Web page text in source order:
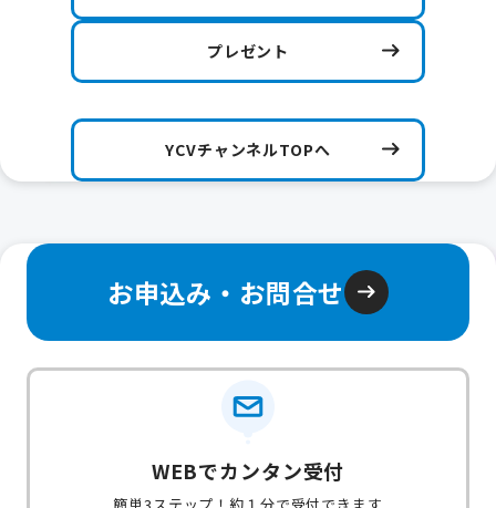
プレゼント
YCVチャンネルTOPへ
お申込み・お問合せ
WEBでカンタン受付